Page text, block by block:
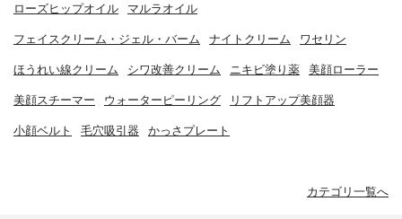
ローズヒップオイル マルラオイル
フェイスクリーム・ジェル・バーム ナイトクリーム ワセリン
ほうれい線クリーム シワ改善クリーム ニキビ塗り薬 美顔ローラー
美顔スチーマー ウォーターピーリング リフトアップ美顔器
小顔ベルト 毛穴吸引器 かっさプレート
カテゴリ一覧へ